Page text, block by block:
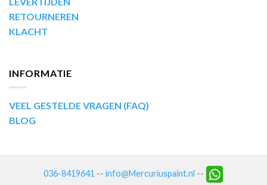
RETOURNEREN
KLACHT
INFORMATIE
VEEL GESTELDE VRAGEN (FAQ)
BLOG
036-8419641 -- info@Mercuriuspaint.nl --